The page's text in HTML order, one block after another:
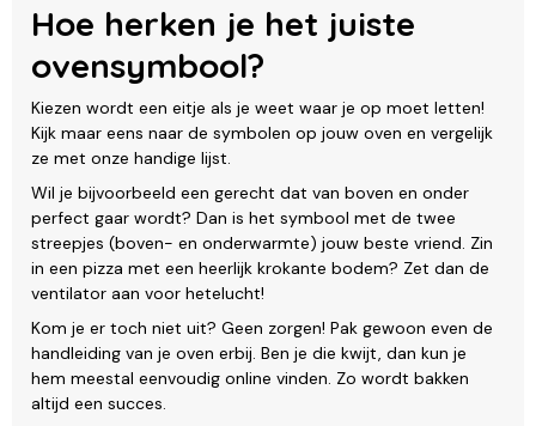
Hoe herken je het juiste
ovensymbool?
Kiezen wordt een eitje als je weet waar je op moet letten!
Kijk maar eens naar de symbolen op jouw oven en vergelijk
ze met onze handige lijst.
Wil je bijvoorbeeld een gerecht dat van boven en onder
perfect gaar wordt? Dan is het symbool met de twee
streepjes (boven- en onderwarmte) jouw beste vriend. Zin
in een pizza met een heerlijk krokante bodem? Zet dan de
ventilator aan voor hetelucht!
Kom je er toch niet uit? Geen zorgen! Pak gewoon even de
handleiding van je oven erbij. Ben je die kwijt, dan kun je
hem meestal eenvoudig online vinden. Zo wordt bakken
altijd een succes.